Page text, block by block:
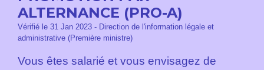
ALTERNANCE (PRO-A)
Vérifié le 31 Jan 2023 - Direction de l'information légale et
administrative (Première ministre)
Vous êtes salarié et vous envisagez de